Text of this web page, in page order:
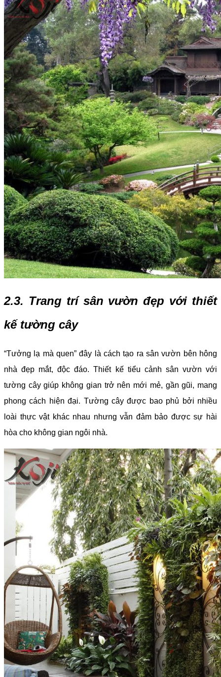
2.3. Trang trí sân vườn đẹp với thiết
kế tường cây
“Tưởng lạ mà quen” đây là cách tạo ra sân vườn bên hông
nhà đẹp mắt, độc đáo. Thiết kế tiểu cảnh sân vườn với
tường cây giúp không gian trở nên mới mẻ, gần gũi, mang
phong cách hiện đại. Tường cây được bao phủ bởi nhiều
loài thực vật khác nhau nhưng vẫn đảm bảo được sự hài
hòa cho không gian ngôi nhà.